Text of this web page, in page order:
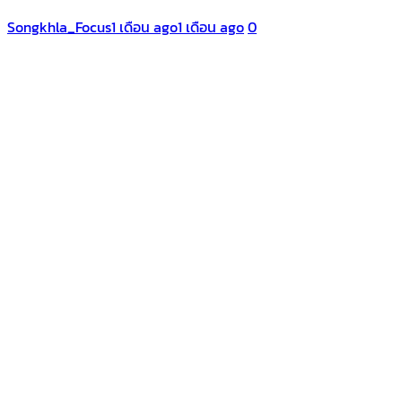
Songkhla_Focus1 เดือน ago1 เดือน ago0